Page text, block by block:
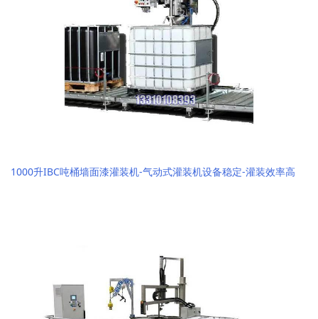
1000升IBC吨桶墙面漆灌装机-气动式灌装机设备稳定-灌装效率高